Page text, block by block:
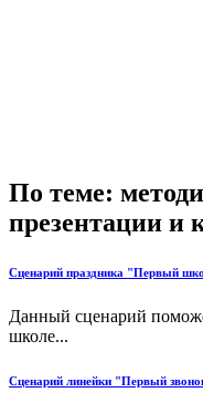
По теме:
презентации и
Сценарий праздника "Первый
Данный сценарий
школе...
Сценарий линейки "Первый